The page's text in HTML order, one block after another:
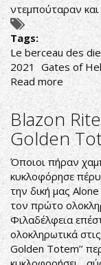
ντεμπούταραν
Tags:
Le berceau des
2021
Gates of
Read more about
Le
berceau
des
dieux
Blazon
Golden
Όποιοι πήραν
κυκλοφόρησε
την δική μας
τον πρώτο
Φιλαδέλφεια
ολοκληρωτικά
Golden Totem’’